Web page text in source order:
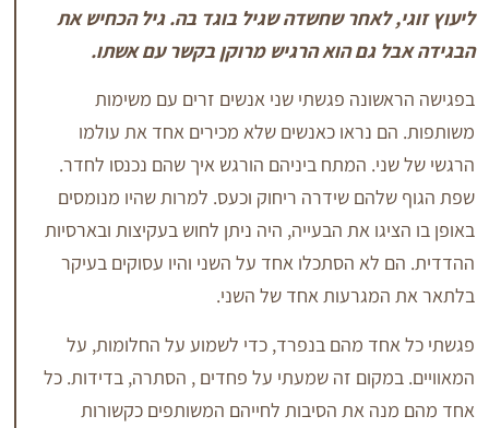
לאחר שחשדה שגיל בוגד בה. גיל הכחיש את
גם הוא הרגיש מרוקן בקשר עם אשתו.
פגשתי שני אנשים זרים עם משימות
נראו כאנשים שלא מכירים אחד את עולמו
המתח ביניהם הורגש איך שהם נכנסו לחדר.
שידרה ריחוק וכעס. למרות שהיו מנומסים
את הבעייה, היה ניתן לחוש בעקיצות ובארסיות
הסתכלו אחד על השני והיו עסוקים בעיקר
אחד של השני.
מהם בנפרד, כדי לשמוע על החלומות, על
זה שמעתי על פחדים , הסתרה, בדידות. כל
את הסיבות לחייהם המשותפים כקשורות